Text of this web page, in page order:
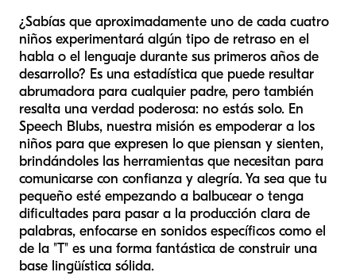
¿Sabías que aproximadamente uno de cada cuatro
niños experimentará algún tipo de retraso en el
habla o el lenguaje durante sus primeros años de
desarrollo? Es una estadística que puede resultar
abrumadora para cualquier padre, pero también
resalta una verdad poderosa: no estás solo. En
Speech Blubs, nuestra misión es empoderar a los
niños para que expresen lo que piensan y sienten,
brindándoles las herramientas que necesitan para
comunicarse con confianza y alegría. Ya sea que tu
pequeño esté empezando a balbucear o tenga
dificultades para pasar a la producción clara de
palabras, enfocarse en sonidos específicos como el
de la "T" es una forma fantástica de construir una
base lingüística sólida.